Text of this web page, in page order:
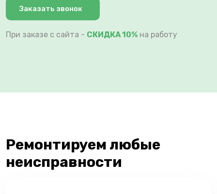
Заказать звонок
При заказе с сайта - СКИДКА 10% на работу
Ремонтируем любые
неисправности